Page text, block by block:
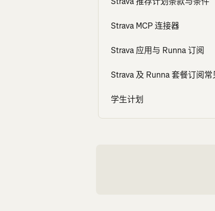
Strava MCP 连接器
Strava 应用与 Runna 订阅
Strava 及 Runna 套餐订阅
学生计划